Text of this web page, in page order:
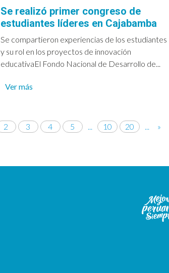
Se realizó primer congreso de
estudiantes líderes en Cajabamba
Se compartieron experiencias de los estudiantes
y su rol en los proyectos de innovación
educativaEl Fondo Nacional de Desarrollo de...
Ver más
2 3 4 5 ... 10 20 ... »